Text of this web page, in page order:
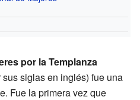
por la Templanza
sus siglas en inglés) fue una
Fue la primera vez que